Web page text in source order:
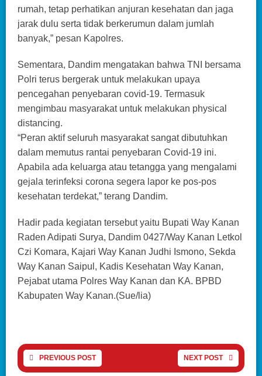
rumah, tetap perhatikan anjuran kesehatan dan jaga
jarak dulu serta tidak berkerumun dalam jumlah
banyak,” pesan Kapolres.
Sementara, Dandim mengatakan bahwa TNI bersama
Polri terus bergerak untuk melakukan upaya
pencegahan penyebaran covid-19. Termasuk
mengimbau masyarakat untuk melakukan physical
distancing.
“Peran aktif seluruh masyarakat sangat dibutuhkan
dalam memutus rantai penyebaran Covid-19 ini.
Apabila ada keluarga atau tetangga yang mengalami
gejala terinfeksi corona segera lapor ke pos-pos
kesehatan terdekat,” terang Dandim.
Hadir pada kegiatan tersebut yaitu Bupati Way Kanan
Raden Adipati Surya, Dandim 0427/Way Kanan Letkol
Czi Komara, Kajari Way Kanan Judhi Ismono, Sekda
Way Kanan Saipul, Kadis Kesehatan Way Kanan,
Pejabat utama Polres Way Kanan dan KA. BPBD
Kabupaten Way Kanan.(Sue/lia)
PREVIOUS POST NEXT POST